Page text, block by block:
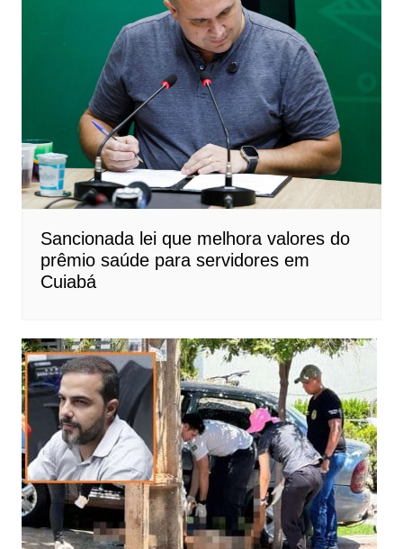
Sancionada lei que melhora valores do
prêmio saúde para servidores em
Cuiabá